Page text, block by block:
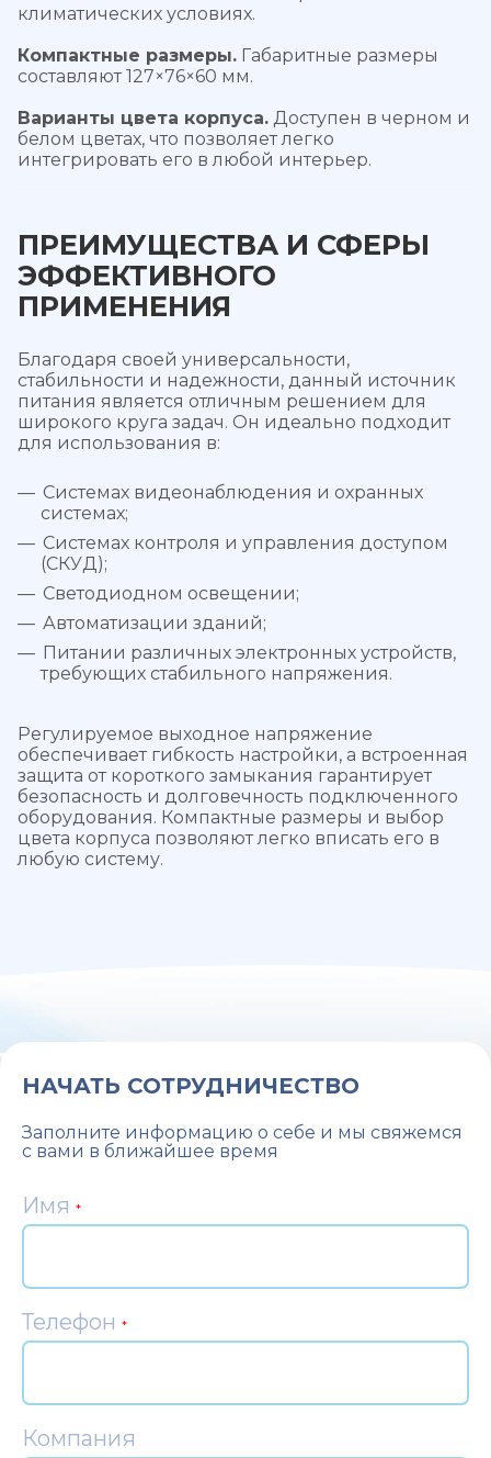
климатических условиях.
Компактные размеры. Габаритные размеры
составляют 127×76×60 мм.
Варианты цвета корпуса. Доступен в черном и
белом цветах, что позволяет легко
интегрировать его в любой интерьер.
ПРЕИМУЩЕСТВА И СФЕРЫ
ЭФФЕКТИВНОГО
ПРИМЕНЕНИЯ
Благодаря своей универсальности,
стабильности и надежности, данный источник
питания является отличным решением для
широкого круга задач. Он идеально подходит
для использования в:
Системах видеонаблюдения и охранных
системах;
Системах контроля и управления доступом
(СКУД);
Светодиодном освещении;
Автоматизации зданий;
Питании различных электронных устройств,
требующих стабильного напряжения.
Регулируемое выходное напряжение
обеспечивает гибкость настройки, а встроенная
защита от короткого замыкания гарантирует
безопасность и долговечность подключенного
оборудования. Компактные размеры и выбор
цвета корпуса позволяют легко вписать его в
любую систему.
НАЧАТЬ СОТРУДНИЧЕСТВО
Заполните информацию о себе и мы свяжемся
с вами в ближайшее время
Имя *
Телефон *
Компания